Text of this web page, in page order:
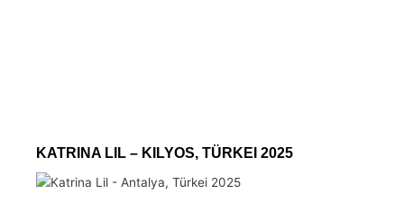
KATRINA LIL – KILYOS, TÜRKEI 2025